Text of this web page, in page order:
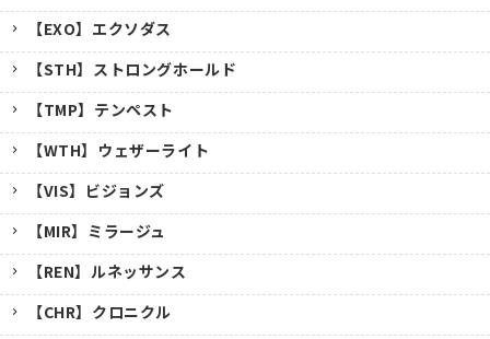
【EXO】エクソダス
【STH】ストロングホールド
【TMP】テンペスト
【WTH】ウェザーライト
【VIS】ビジョンズ
【MIR】ミラージュ
【REN】ルネッサンス
【CHR】クロニクル